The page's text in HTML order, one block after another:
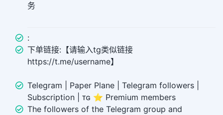
务
:
下单链接:【请输入tg类似链接
https://t.me/username】
Telegram | Paper Plane | Telegram followers |
Subscription | ᴛɢ ⭐ Premium members
The followers of the Telegram group and